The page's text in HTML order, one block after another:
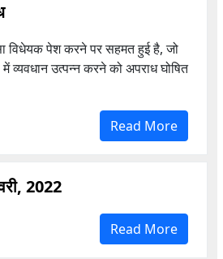
विधेयक पेश करने पर सहमत हुई है,जो
व्यवधान उत्पन्न करने को अपराध घोषित
Read More
2022
Read More